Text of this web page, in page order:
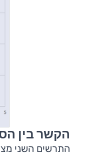
הקשר בין
התרשים השני